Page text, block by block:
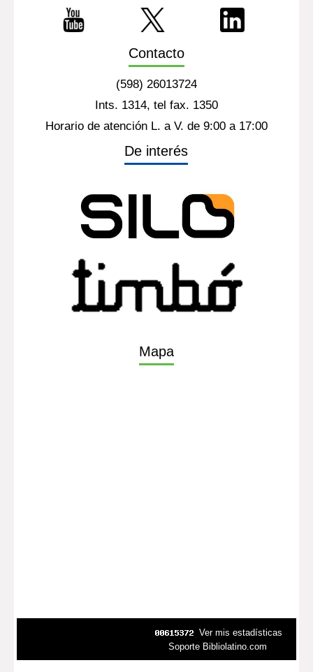
Contacto
(598) 26013724
Ints. 1314, tel fax. 1350
Horario de atención L. a V. de 9:00 a 17:00
De interés
Mapa
Ver mis estadísticas
Soporte Bibliolatino.com